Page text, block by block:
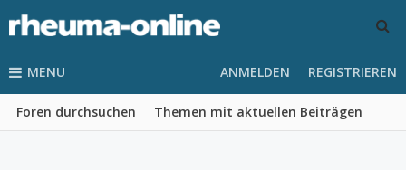
MENU
Foren durchsuchen Themen mit aktuellen Beiträgen
ANMELDEN REGISTRIEREN